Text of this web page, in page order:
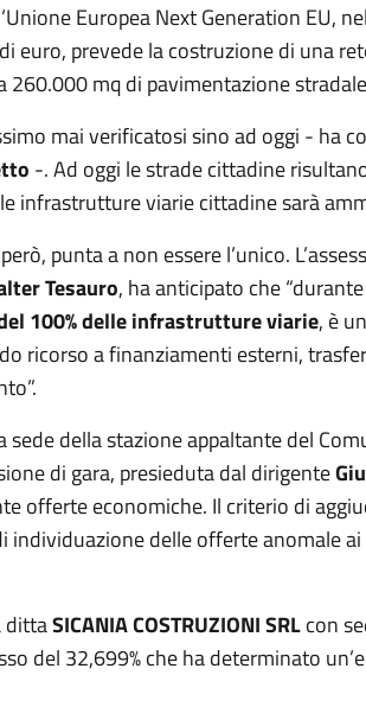
Europea Next Generation EU,
euro, prevede la costruzione di una
260.000 mq di pavimentazione
mai verificatosi sino ad oggi - ha
-. Ad oggi le strade cittadine
infrastrutture viarie cittadine sarà
punta a non essere l’unico.
Tesauro, ha anticipato che
100% delle infrastrutture viarie, è
ricorso a finanziamenti esterni,
sede della stazione appaltante del
di gara, presieduta dal dirigente
offerte economiche. Il criterio di
delle offerte anomale ai
dittaSICANIA COSTRUZIONI SRLcon
del 32,699% che ha determinato